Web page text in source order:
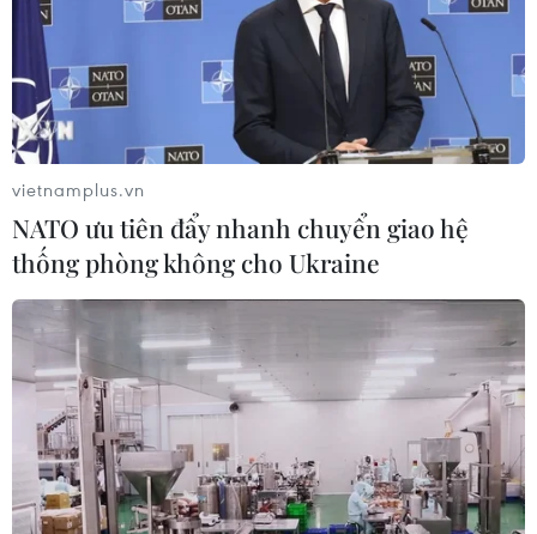
Thông tin từ ban tổ chức, tuần thời trang mùa này chào
đón các NTK, thương hiệu quốc tế như: Angelo Crucian,
Italy; Frederick Lee, Singapore; Chung Chung Lee và
Slingstone, Hàn Quốc; TANDT, Thái Lan.
vietnamplus.vn
NATO ưu tiên đẩy nhanh chuyển giao hệ
thống phòng không cho Ukraine